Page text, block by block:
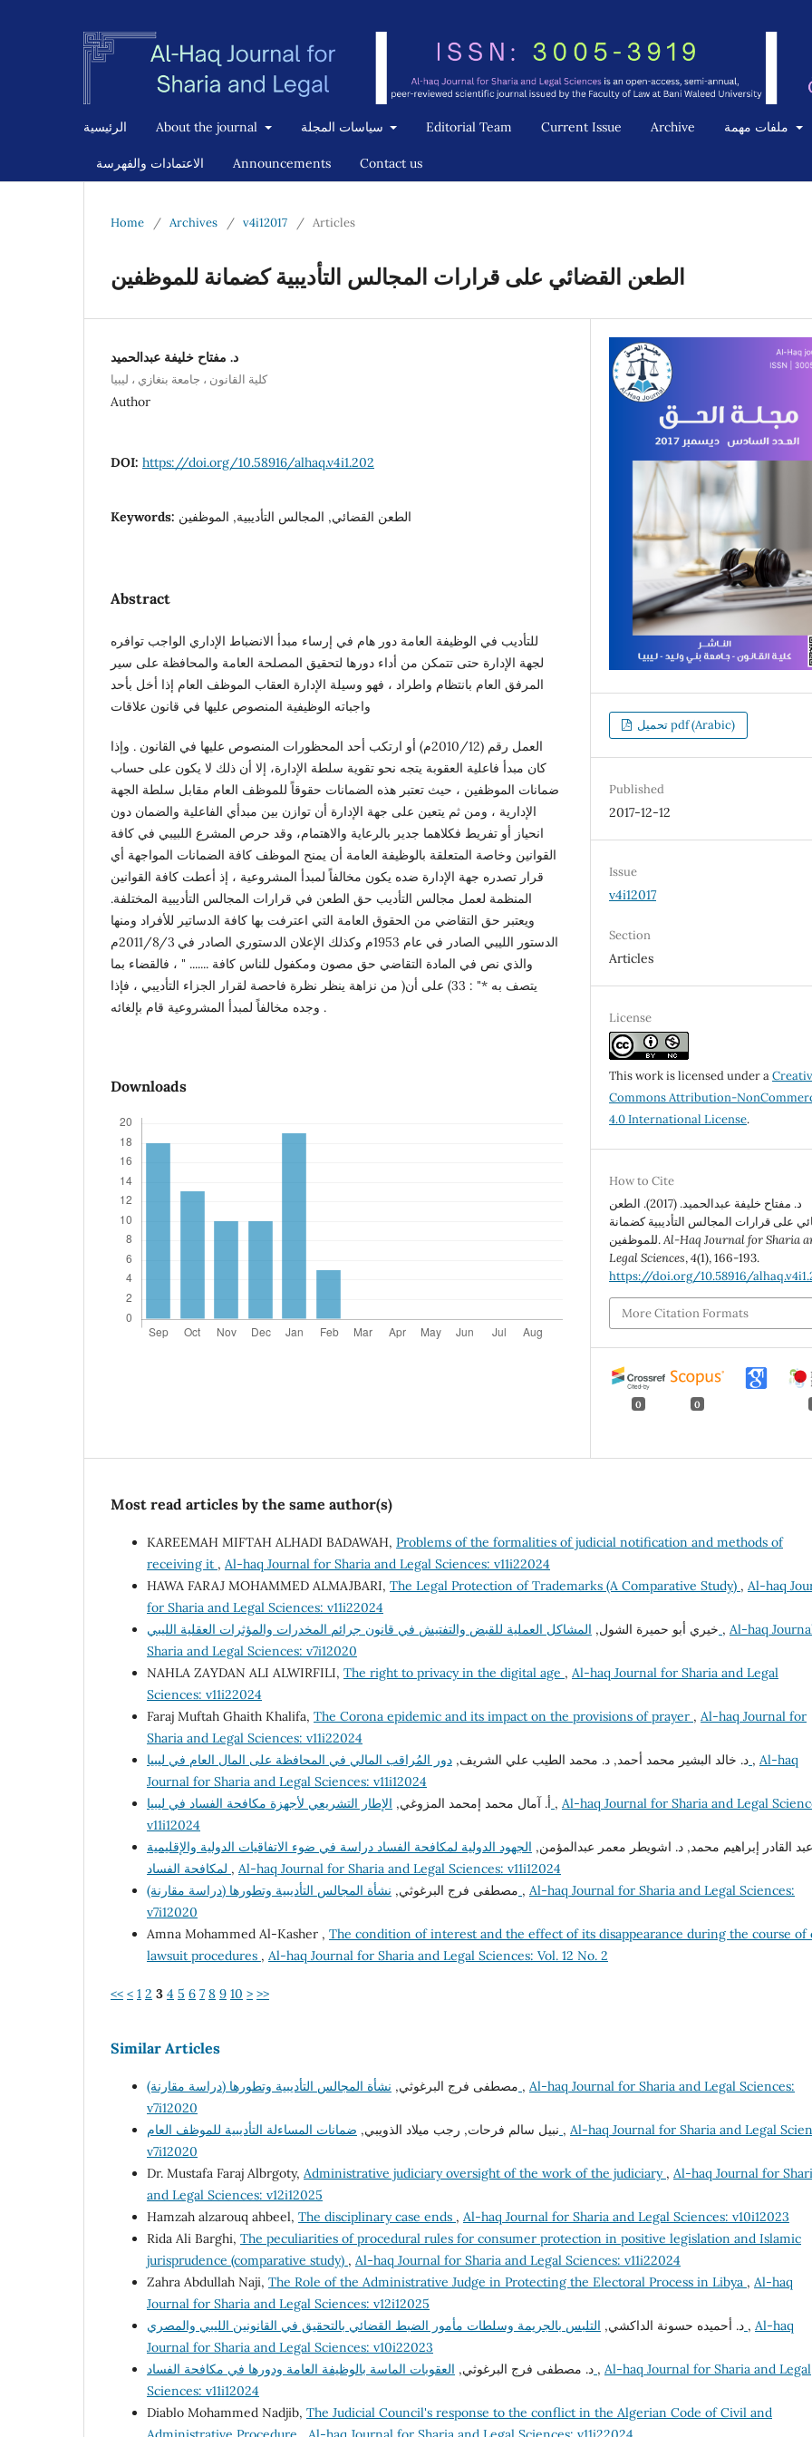
الرئيسية About the journal Editorial Team Current Issue Archive
الاعتمادات والفهرسة Announcements Contact us
Home / Archives / v4i12017 / Articles
الطعن القضائي على قرارات المجالس التأديبية كضمانة للموظفين
د. مفتاح خليفة عبدالحميد
كلية القانون ، جامعة بنغازي ، ليبيا
Author
DOI: https://doi.org/10.58916/alhaq.v4i1.202
Keywords: الطعن القضائي, المجالس التأديبية, الموظفين
Abstract
للتأديب في الوظيفة العامة دور هام في إرساء مبدأ الانضباط الإداري الواجب توافره
لجهة الإدارة حتى تتمكن من أداء دورها لتحقيق المصلحة العامة والمحافظة على سير
المرفق العام بانتظام واطراد ، فهو وسيلة الإدارة العقاب الموظف العام إذا أخل بأحد
واجباته الوظيفية المنصوص عليها في قانون علاقات
العمل رقم (2010/12م) أو ارتكب أحد المحظورات المنصوص عليها في القانون . وإذا
كان مبدأ فاعلية العقوبة يتجه نحو تقوية سلطة الإدارة، إلا أن ذلك لا يكون على حساب
ضمانات الموظفين ، حيث تعتبر هذه الضمانات حقوقاً للموظف العام مقابل سلطة الجهة
الإدارية ، ومن ثم يتعين على جهة الإدارة أن توازن بين مبدأي الفاعلية والضمان دون
انحياز أو تفريط فكلاهما جدير بالرعاية والاهتمام، وقد حرص المشرع اللبيبي في كافة
القوانين وخاصة المتعلقة بالوظيفة العامة أن يمنح الموظف كافة الضمانات المواجهة أي
قرار تصدره جهة الإدارة ضده يكون مخالفاً لمبدأ المشروعية ، إذ أعطت كافة القوانين
المنظمة لعمل مجالس التأديب حق الطعن في قرارات المجالس التأديبية المختلفة.
ويعتبر حق التقاضي من الحقوق العامة التي اعترفت بها كافة الدساتير للأفراد ومنها
الدستور الليبي الصادر في عام 1953م وكذلك الإعلان الدستوري الصادر في 2011/8/3م
والذي نص في المادة التقاضي حق مصون ومكفول للناس كافة ....... " ، فالقضاء بما
يتصف به *" : 33) على أن( من نزاهة ينظر نظرة فاحصة لقرار الجزاء التأديبي ، فإذا
وجده مخالفاً لمبدأ المشروعية قام بإلغائه .
Downloads
تحميل pdf (Arabic)
Published
2017-12-12
Issue
v4i12017
Section
Articles
License
This work is licensed under a
Commons Attribution-
4.0 International License.
How to Cite
د. مفتاح خليفة عبدالحميد. (2017). الطعن
على قرارات المجالس التأديبية كضمانة
للموظفين.Al-Haq Journal for Sharia
Legal Sciences,4(1), 166-193.
https://doi.org/10.58916/
More Citation Formats
0 0
Most read articles by the same author(s)
KAREEMAH MIFTAH ALHADI BADAWAH, Problems of the formalities of judicial notification and methods of
receiving it , Al-haq Journal for Sharia and Legal Sciences: v11i22024
HAWA FARAJ MOHAMMED ALMAJBARI, The Legal Protection of Trademarks (A Comparative Study) , Al-haq
for Sharia and Legal Sciences: v11i22024
خيري أبو حميرة الشول, , Al-haq
Sharia and Legal Sciences: v7i12020
NAHLA ZAYDAN ALI ALWIRFILI, The right to privacy in the digital age , Al-haq Journal for Sharia and Legal
Sciences: v11i22024
Faraj Muftah Ghaith Khalifa, The Corona epidemic and its impact on the provisions of prayer , Al-haq Journal for
Sharia and Legal Sciences: v11i22024
د. خالد البشير محمد أحمد, د. محمد الطيب علي الشريف, , Al-haq
Journal for Sharia and Legal Sciences: v11i12024
أ. آمال محمد إمحمد المزوغي, , Al-haq Journal for Sharia and Legal
v11i12024
القادر إبراهيم محمد, د. اشويطر معمر عبدالمؤمن, الجهود الدولية لمكافحة الفساد دراسة في ضوء الاتفاقيات الدولية والإقليمية
, Al-haq Journal for Sharia and Legal Sciences: v11i12024
مصطفى فرج البرغوثي, , Al-haq Journal for Sharia and Legal Sciences:
v7i12020
Amna Mohammed Al-Kasher , The condition of interest and the effect of its disappearance during the course of
lawsuit procedures , Al-haq Journal for Sharia and Legal Sciences: Vol. 12 No. 2
<< < 1 2 3 4 5 6 7 8 9 10 > >>
Similar Articles
مصطفى فرج البرغوثي, , Al-haq Journal for Sharia and Legal Sciences:
v7i12020
نبيل سالم فرحات, رجب ميلاد الذويبي, , Al-haq Journal for Sharia and Legal
v7i12020
Dr. Mustafa Faraj Albrgoty, Administrative judiciary oversight of the work of the judiciary , Al-haq Journal for
and Legal Sciences: v12i12025
Hamzah alzarouq ahbeel, The disciplinary case ends , Al-haq Journal for Sharia and Legal Sciences: v10i12023
Rida Ali Barghi, The peculiarities of procedural rules for consumer protection in positive legislation and Islamic
jurisprudence (comparative study) , Al-haq Journal for Sharia and Legal Sciences: v11i22024
Zahra Abdullah Naji, The Role of the Administrative Judge in Protecting the Electoral Process in Libya , Al-haq
Journal for Sharia and Legal Sciences: v12i12025
د. أحميده حسونة الداكشي, , Al-haq
Journal for Sharia and Legal Sciences: v10i22023
د. مصطفى فرج البرغوثي, , Al-haq Journal for Sharia and Legal
Sciences: v11i12024
Diablo Mohammed Nadjib, The Judicial Council's response to the conflict in the Algerian Code of Civil and